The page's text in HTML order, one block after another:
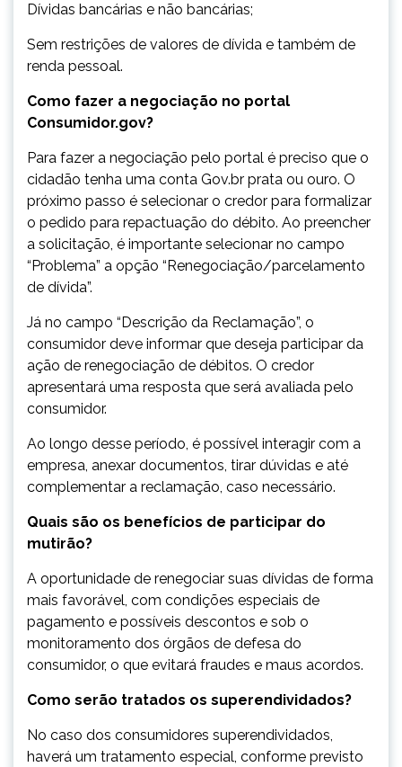
Dívidas bancárias e não bancárias;
Sem restrições de valores de dívida e também de
renda pessoal.
Como fazer a negociação no portal
Consumidor.gov?
Para fazer a negociação pelo portal é preciso que o
cidadão tenha uma conta Gov.br prata ou ouro. O
próximo passo é selecionar o credor para formalizar
o pedido para repactuação do débito. Ao preencher
a solicitação, é importante selecionar no campo
“Problema” a opção “Renegociação/parcelamento
de dívida”.
Já no campo “Descrição da Reclamação”, o
consumidor deve informar que deseja participar da
ação de renegociação de débitos. O credor
apresentará uma resposta que será avaliada pelo
consumidor.
Ao longo desse período, é possível interagir com a
empresa, anexar documentos, tirar dúvidas e até
complementar a reclamação, caso necessário.
Quais são os benefícios de participar do
mutirão?
A oportunidade de renegociar suas dívidas de forma
mais favorável, com condições especiais de
pagamento e possíveis descontos e sob o
monitoramento dos órgãos de defesa do
consumidor, o que evitará fraudes e maus acordos.
Como serão tratados os superendividados?
No caso dos consumidores superendividados,
haverá um tratamento especial, conforme previsto